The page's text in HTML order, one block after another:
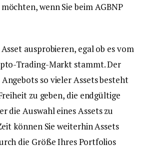
wenn Sie beim AGBNP
ausprobieren, egal ob es vom
Trading-Markt stammt. Der
Angebots so vieler Assets besteht
zu geben, die endgültige
die Auswahl eines Assets zu
können Sie weiterhin Assets
die Größe Ihres Portfolios